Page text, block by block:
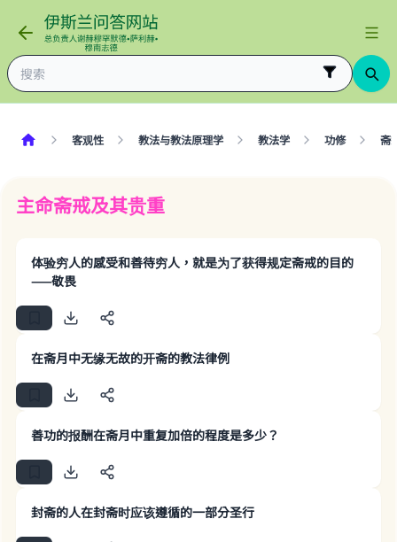
客观性 教法与教法原理学 教法学 功修 斋
主命斋戒及其贵重
体验穷人的感受和善待穷人，就是为了获得规定斋戒的目的
——敬畏
在斋月中无缘无故的开斋的教法律例
善功的报酬在斋月中重复加倍的程度是多少？
封斋的人在封斋时应该遵循的一部分圣行